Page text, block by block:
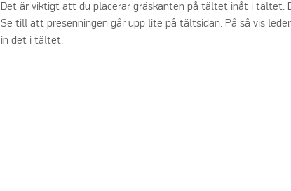
Det är viktigt att du placerar gräskanten på tältet inåt i tältet.
Se till att presenningen går upp lite på tältsidan. På så vis
in det i tältet.